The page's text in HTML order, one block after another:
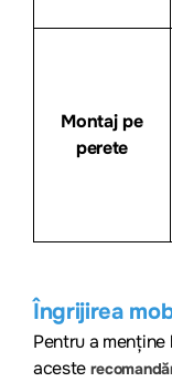
Montaj pe
perete
Îngrijirea
Pentru a
aceste